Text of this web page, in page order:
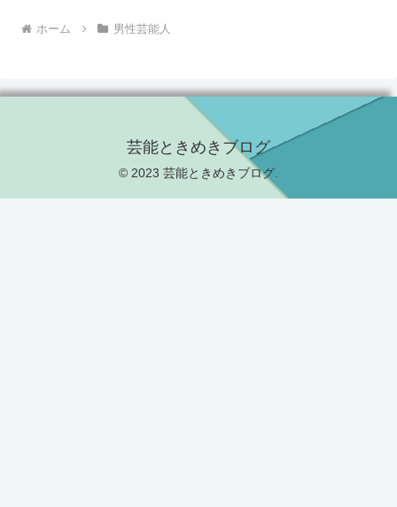
ホーム 男性芸能人
芸能ときめきブログ
© 2023 芸能ときめきブログ.